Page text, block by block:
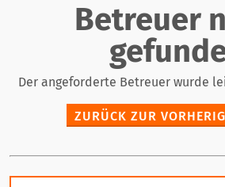
Betreuer
Der angeforderte Betreuer wurde
ZURÜCK ZUR